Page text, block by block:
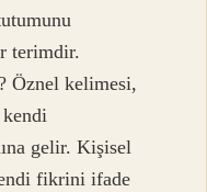
terimdir.
Öznel kelimesi,
kendi
gelir. Kişisel
fikrini ifade